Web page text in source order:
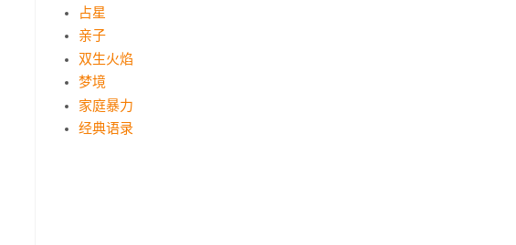
占星
亲子
双生火焰
梦境
家庭暴力
经典语录